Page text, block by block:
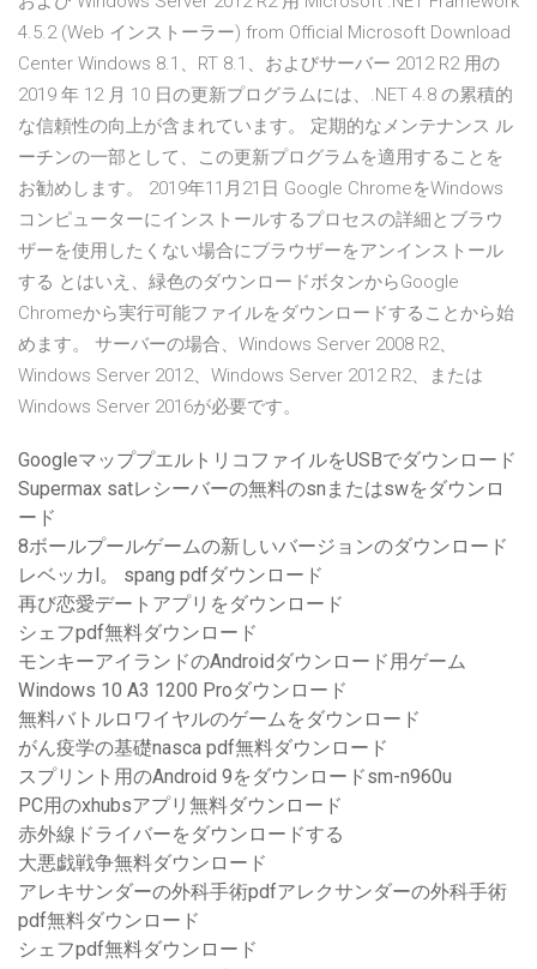
4.5.2 (Web インストーラー) from Official Microsoft Download
Center Windows 8.1、RT 8.1、およびサーバー 2012 R2 用の
2019 年 12 月 10 日の更新プログラムには、.NET 4.8 の累積的
な信頼性の向上が含まれています。 定期的なメンテナンス ル
ーチンの一部として、この更新プログラムを適用することを
お勧めします。 2019年11月21日 Google ChromeをWindows
コンピューターにインストールするプロセスの詳細とブラウ
ザーを使用したくない場合にブラウザーをアンインストール
する とはいえ、緑色のダウンロードボタンからGoogle
Chromeから実行可能ファイルをダウンロードすることから始
めます。 サーバーの場合、Windows Server 2008 R2、
Windows Server 2012、Windows Server 2012 R2、または
Windows Server 2016が必要です。
GoogleマッププエルトリコファイルをUSBでダウンロード
Supermax satレシーバーの無料のsnまたはswをダウンロ
ード
8ボールプールゲームの新しいバージョンのダウンロード
レベッカl。 spang pdfダウンロード
再び恋愛デートアプリをダウンロード
シェフpdf無料ダウンロード
モンキーアイランドのAndroidダウンロード用ゲーム
Windows 10 A3 1200 Proダウンロード
無料バトルロワイヤルのゲームをダウンロード
がん疫学の基礎nasca pdf無料ダウンロード
スプリント用のAndroid 9をダウンロードsm-n960u
PC用のxhubsアプリ無料ダウンロード
赤外線ドライバーをダウンロードする
大悪戯戦争無料ダウンロード
アレキサンダーの外科手術pdfアレクサンダーの外科手術
pdf無料ダウンロード
シェフpdf無料ダウンロード